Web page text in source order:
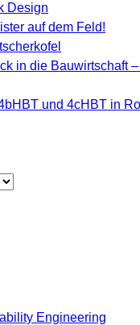
Design
auf dem Feld!
in die Bauwirtschaft
und 4cHBT in
Engineering